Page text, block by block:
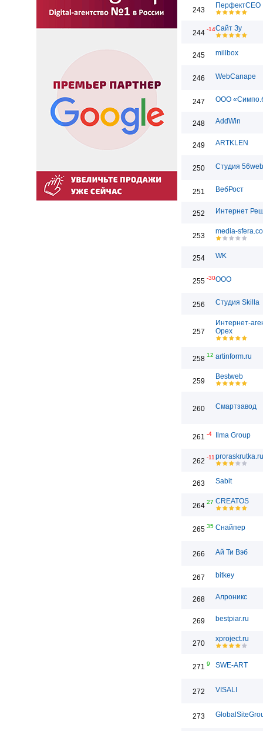
243
ПерфектСЕО
244 -14Сайт Зу
245 millbox
246 WebCanape
247 ООО
248 AddWin
249 ARTKLEN
250 Студия 56web
251 ВебРост
252 Интернет
253
media-
254 WK
255 -30ООО
256 Студия Skilla
257
Интернет-
Орех
258 12 artinform.ru
259
Bestweb
260 Смартзавод
261 -4 Ilma Group
262 -11 proraskrutka.ru
263 Sabit
264 27 CREATOS
265 35 Снайпер
266 Ай Ти Вэб
267 bitkey
268 Алроникс
269 bestpiar.ru
270
xproject.ru
271 9 SWE-ART
272 VISALI
273